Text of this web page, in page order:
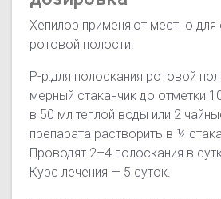
Хепилор применяют местно
ротовой полости.
Р-р:для полоскания ротовой
мерный стаканчик до отметки
в 50 мл теплой воды или 2
препарата растворить в ¼
Проводят 2–4 полоскания в
Курс лечения — 5 суток.